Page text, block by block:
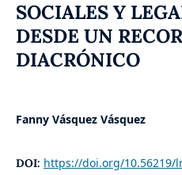
SOCIALES Y
DESDE UN
DIACRÓNICO
Fanny Vásquez Vásquez
DOI: https://doi.org/10.56219/